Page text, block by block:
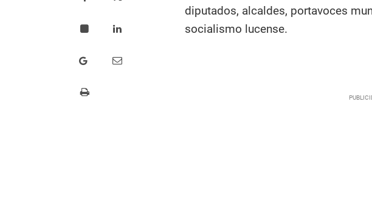
diputados, alcaldes, portavoces
socialismo lucense.